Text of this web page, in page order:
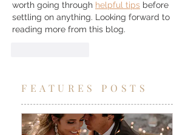
worth going through helpful tips before
settling on anything. Looking forward to
reading more from this blog.
FEATURES POSTS